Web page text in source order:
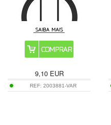
9,10EUR
REF: 2003881-VAR